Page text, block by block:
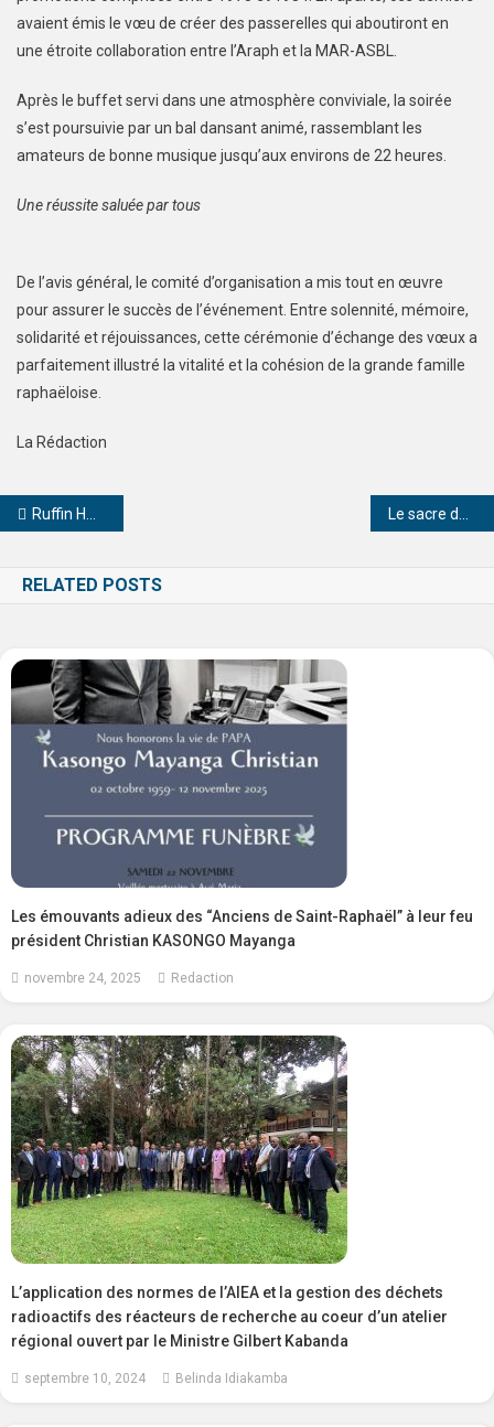
avaient émis le vœu de créer des passerelles qui aboutiront en
une étroite collaboration entre l’Araph et la MAR-ASBL.
Après le buffet servi dans une atmosphère conviviale, la soirée
s’est poursuivie par un bal dansant animé, rassemblant les
amateurs de bonne musique jusqu’aux environs de 22 heures.
Une réussite saluée par tous
De l’avis général, le comité d’organisation a mis tout en œuvre
pour assurer le succès de l’événement. Entre solennité, mémoire,
solidarité et réjouissances, cette cérémonie d’échange des vœux a
parfaitement illustré la vitalité et la cohésion de la grande famille
raphaëloise.
La Rédaction
Ruffin HODJAR, l’homme qui relance la fièvre salsa en Afrique
RELATED POSTS
Les émouvants adieux des “Anciens de Saint-Raphaël” à leur feu
président Christian KASONGO Mayanga
novembre 24, 2025 Redaction
L’application des normes de l’AIEA et la gestion des déchets
radioactifs des réacteurs de recherche au coeur d’un atelier
régional ouvert par le Ministre Gilbert Kabanda
septembre 10, 2024 Belinda Idiakamba